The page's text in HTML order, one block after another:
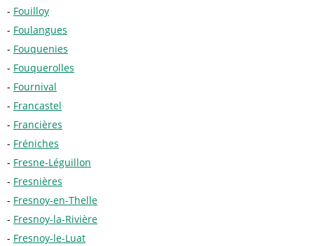
Fouilloy
Foulangues
Fouquenies
Fouquerolles
Fournival
Francastel
Francières
Fréniches
Fresne-Léguillon
Fresnières
Fresnoy-en-Thelle
Fresnoy-la-Rivière
Fresnoy-le-Luat